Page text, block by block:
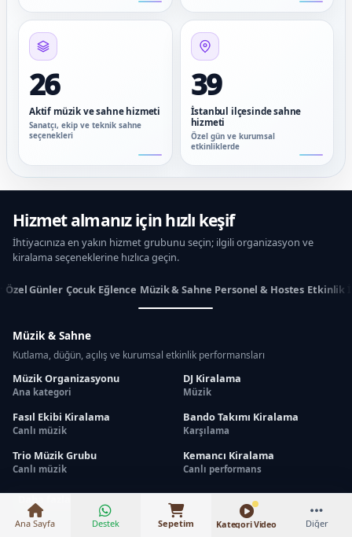
26
Aktif müzik ve sahne hizmeti
Sanatçı, ekip ve teknik sahne
seçenekleri
39
İstanbul ilçesinde sahne
hizmeti
Özel gün ve kurumsal
etkinliklerde
Hizmet almanız için hızlı keşif
İhtiyacınıza en yakın hizmet grubunu seçin; ilgili organizasyon ve
kiralama seçeneklerine hızlıca geçin.
Özel Günler Çocuk Eğlence Müzik & Sahne Personel & Hostes Etkinlik
Müzik & Sahne
Kutlama, düğün, açılış ve kurumsal etkinlik performansları
Müzik Organizasyonu
Ana kategori
DJ Kiralama
Müzik
Fasıl Ekibi Kiralama
Canlı müzik
Bando Takımı Kiralama
Karşılama
Trio Müzik Grubu
Canlı müzik
Kemancı Kiralama
Canlı performans
Ana Sayfa Destek Sepetim Kategori Video Diğer